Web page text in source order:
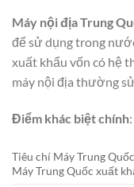
Máy nội địa Trung
để sử dụng trong
xuất khẩu vốn có hệ
máy nội địa thường
Điểm khác biệt chính:
Tiêu chí Máy Trung
Máy Trung Quốc xuất